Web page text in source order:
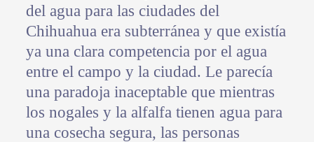
del agua para las ciudades del
Chihuahua era subterránea y que existía
ya una clara competencia por el agua
entre el campo y la ciudad. Le parecía
una paradoja inaceptable que mientras
los nogales y la alfalfa tienen agua para
una cosecha segura, las personas